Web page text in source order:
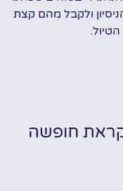
ולקבל מהם קצת
חופשה